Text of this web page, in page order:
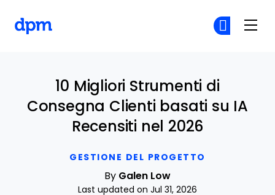
GESTIONE DEL PROGETTO
10 Migliori Strumenti di
Consegna Clienti basati su IA
Recensiti nel 2026
By Galen Low
Last updated on Jul 31, 2026